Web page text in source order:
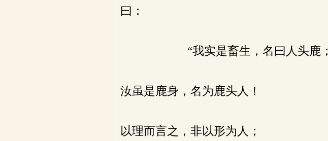
曰：
“我实是畜生，名曰人头鹿；
汝虽是鹿身，名为鹿头人！
以理而言之，非以形为人；